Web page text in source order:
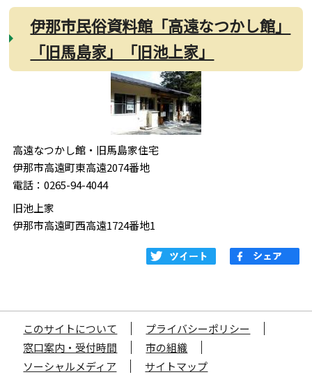
伊那市民俗資料館「高遠なつかし館」
「旧馬島家」「旧池上家」
高遠なつかし館・旧馬島家住宅
伊那市高遠町東高遠2074番地
電話：0265-94-4044
旧池上家
伊那市高遠町西高遠1724番地1
このサイトについて
プライバシーポリシー
窓口案内・受付時間
市の組織
ソーシャルメディア
サイトマップ